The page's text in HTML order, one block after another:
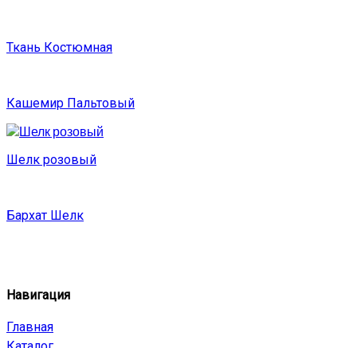
Ткань Костюмная
Кашемир Пальтовый
Шелк розовый
Бархат Шелк
Навигация
Главная